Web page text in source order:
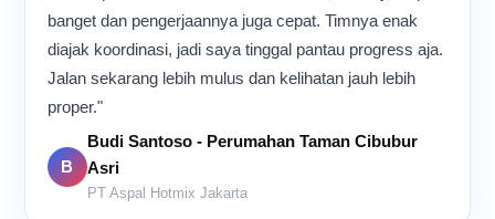
banget dan pengerjaannya juga cepat. Timnya enak
diajak koordinasi, jadi saya tinggal pantau progress aja.
Jalan sekarang lebih mulus dan kelihatan jauh lebih
proper."
B
Budi Santoso - Perumahan Taman Cibubur
Asri
PT Aspal Hotmix Jakarta